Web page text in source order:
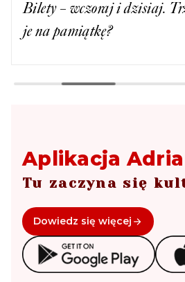
Bilety – wczoraj i dzisiaj.
je na pamiątkę?
Aplikacja
Tu zaczyna się
Dowiedz się więcej